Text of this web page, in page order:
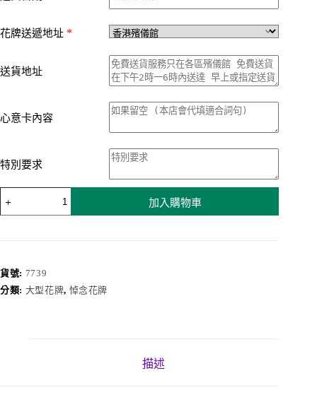
花牌送遞地址 *
送貨地址
心意卡內容
特別要求
牌
數
量
加入購物車
貨號: 7739
分類: 大型花牌, 悼念花牌
描述